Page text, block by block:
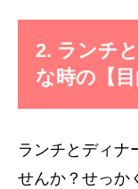
2. ランチ
な時の【
ランチとディナ
せんか？せっか